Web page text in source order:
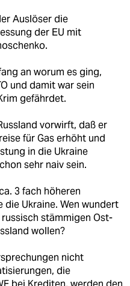
Auslöser die
der EU mit
an worum es ging,
und damit war sein
gefährdet.
vorwirft, daß er
für Gas erhöht und
in die Ukraine
sehr naiv sein.
3 fach höheren
die Ukraine. Wen wundert
stämmigen Ost-
wollen?
nicht
die